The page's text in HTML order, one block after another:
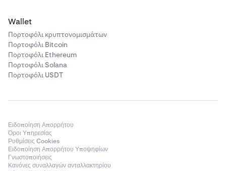
Wallet
Πορτοφόλι κρυπτονομισμάτων
Πορτοφόλι Bitcoin
Πορτοφόλι Ethereum
Πορτοφόλι Solana
Πορτοφόλι USDT
Ειδοποίηση Απορρήτου
Όροι Υπηρεσίας
Ρυθμίσεις Cookies
Ειδοποίηση Απορρήτου Υποψηφίων
Γνωστοποιήσεις
Κανόνες συναλλαγών ανταλλακτηρίου